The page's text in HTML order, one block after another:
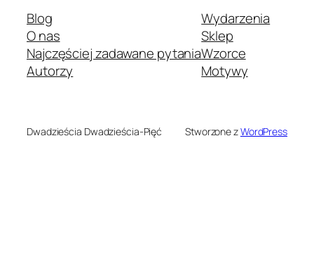
Blog
O nas
Najczęściej zadawane pytania
Autorzy
Wydarzenia
Sklep
Wzorce
Motywy
Dwadzieścia Dwadzieścia-Pięć Stworzone zWordPress